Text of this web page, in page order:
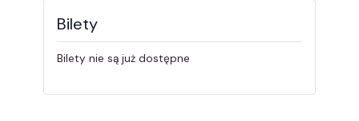
Bilety
Bilety nie są już dostępne